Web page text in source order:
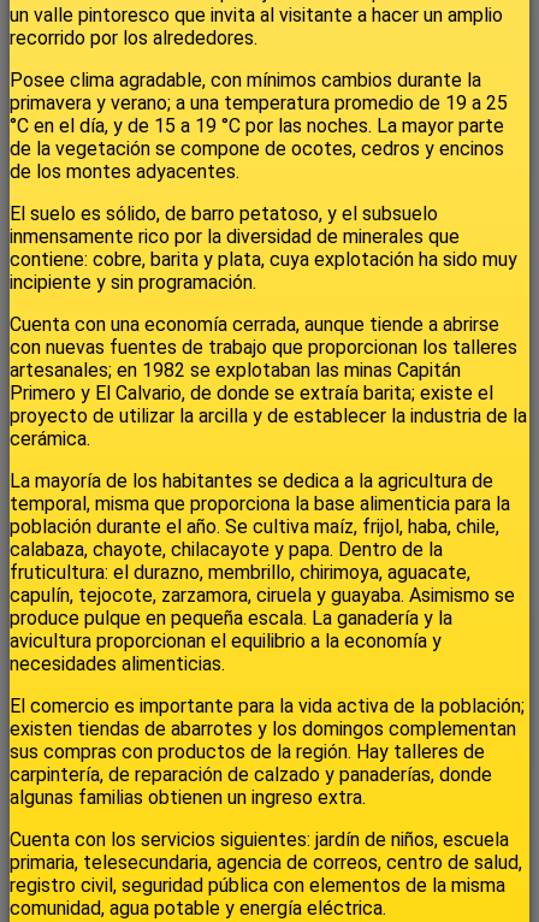
un valle pintoresco que invita al visitante a hacer un amplio
recorrido por los alrededores.
Posee clima agradable, con mínimos cambios durante la
primavera y verano; a una temperatura promedio de 19 a 25
°C en el día, y de 15 a 19 °C por las noches. La mayor parte
de la vegetación se compone de ocotes, cedros y encinos
de los montes adyacentes.
El suelo es sólido, de barro petatoso, y el subsuelo
inmensamente rico por la diversidad de minerales que
contiene: cobre, barita y plata, cuya explotación ha sido muy
incipiente y sin programación.
Cuenta con una economía cerrada, aunque tiende a abrirse
con nuevas fuentes de trabajo que proporcionan los talleres
artesanales; en 1982 se explotaban las minas Capitán
Primero y El Calvario, de donde se extraía barita; existe el
proyecto de utilizar la arcilla y de establecer la industria de la
cerámica.
La mayoría de los habitantes se dedica a la agricultura de
temporal, misma que proporciona la base alimenticia para la
población durante el año. Se cultiva maíz, frijol, haba, chile,
calabaza, chayote, chilacayote y papa. Dentro de la
fruticultura: el durazno, membrillo, chirimoya, aguacate,
capulín, tejocote, zarzamora, ciruela y guayaba. Asimismo se
produce pulque en pequeña escala. La ganadería y la
avicultura proporcionan el equilibrio a la economía y
necesidades alimenticias.
El comercio es importante para la vida activa de la población;
existen tiendas de abarrotes y los domingos complementan
sus compras con productos de la región. Hay talleres de
carpintería, de reparación de calzado y panaderías, donde
algunas familias obtienen un ingreso extra.
Cuenta con los servicios siguientes: jardín de niños, escuela
primaria, telesecundaria, agencia de correos, centro de salud,
registro civil, seguridad pública con elementos de la misma
comunidad, agua potable y energía eléctrica.